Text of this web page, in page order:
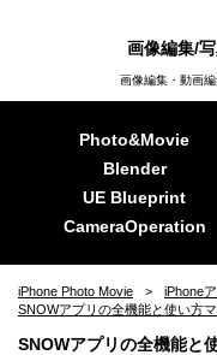
画像編集/
画像編集・動画
Photo&Movie
Blender
UE Blueprint
CameraOperation
iPhone Photo Movie iPhone
SNOWアプリの全機能と使い方
SNOWアプリの全機能と